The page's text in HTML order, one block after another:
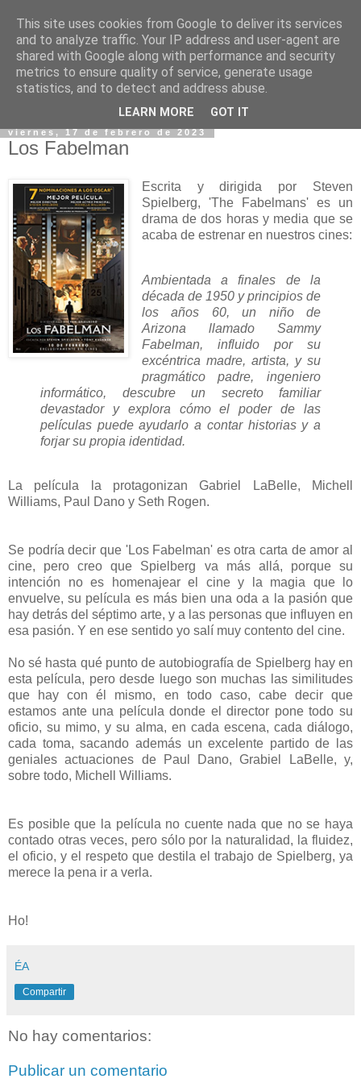
viernes, 17 de febrero de 2023
Los Fabelman
Escrita y dirigida por Steven
Spielberg, 'The Fabelmans' es un
drama de dos horas y media que se
acaba de estrenar en nuestros cines:
Ambientada a finales de la
década de 1950 y principios de
los años 60, un niño de
Arizona llamado Sammy
Fabelman, influido por su
excéntrica madre, artista, y su
pragmático padre, ingeniero
informático, descubre un secreto familiar
devastador y explora cómo el poder de las
películas puede ayudarlo a contar historias y a
forjar su propia identidad.
La película la protagonizan Gabriel LaBelle, Michell
Williams, Paul Dano y Seth Rogen.
Se podría decir que 'Los Fabelman' es otra carta de amor al
cine, pero creo que Spielberg va más allá, porque su
intención no es homenajear el cine y la magia que lo
envuelve, su película es más bien una oda a la pasión que
hay detrás del séptimo arte, y a las personas que influyen en
esa pasión. Y en ese sentido yo salí muy contento del cine.
No sé hasta qué punto de autobiografía de Spielberg hay en
esta película, pero desde luego son muchas las similitudes
que hay con él mismo, en todo caso, cabe decir que
estamos ante una película donde el director pone todo su
oficio, su mimo, y su alma, en cada escena, cada diálogo,
cada toma, sacando además un excelente partido de las
geniales actuaciones de Paul Dano, Grabiel LaBelle, y,
sobre todo, Michell Williams.
Es posible que la película no cuente nada que no se haya
contado otras veces, pero sólo por la naturalidad, la fluidez,
el oficio, y el respeto que destila el trabajo de Spielberg, ya
merece la pena ir a verla.
Ho!
ÉA
Compartir
No hay comentarios:
Publicar un comentario
This site uses cookies from Google to deliver its services
and to analyze traffic. Your IP address and user-agent are
shared with Google along with performance and security
metrics to ensure quality of service, generate usage
statistics, and to detect and address abuse.
LEARN MORE GOT IT